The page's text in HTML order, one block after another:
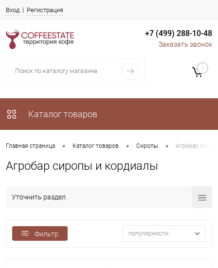
Вход Регистрация
+7 (499) 288-10-48
Заказать звонок
Каталог товаров
0
Главная страница • Каталог товаров • Сиропы • Агробар
Агробар сиропы и кордиалы
Уточнить раздел
Фильтр популярности